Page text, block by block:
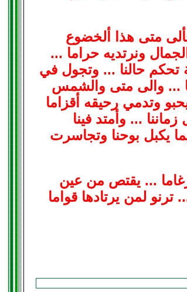
متى هذا ألخضوع
ونرتديه حراما ...
تحكم حالنا ... وتجول في
... والى متى والشمس
وتدمي رحيقه أقزاما
... وأمتد فينا
يكبل بوحنا وتجاسرت
... يقتص من عين
لمن يرتادها قواما